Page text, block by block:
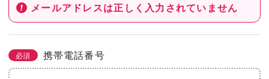
メールアドレスは正しく入力されていません
必須 携帯電話番号